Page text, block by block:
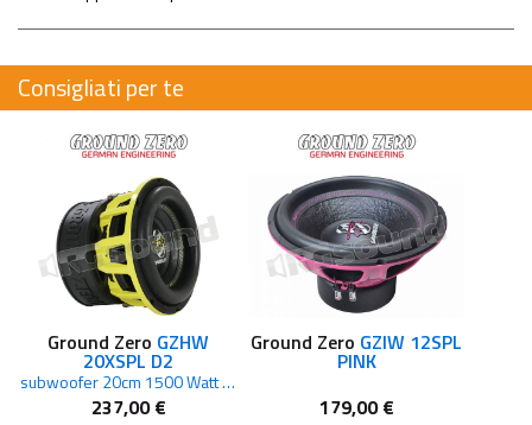
Consigliati per te
Ground Zero GZHW
20XSPL D2
subwoofer 20cm 1500 Watt SPL con doppia bobina 2 Ohm
237,00 €
Ground Zero GZIW 12SPL
PINK
179,00 €